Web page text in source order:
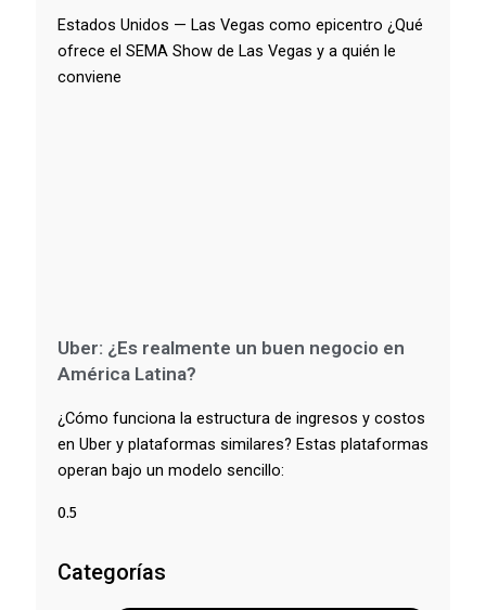
Estados Unidos — Las Vegas como epicentro ¿Qué
ofrece el SEMA Show de Las Vegas y a quién le
conviene
Uber: ¿Es realmente un buen negocio en
América Latina?
¿Cómo funciona la estructura de ingresos y costos
en Uber y plataformas similares? Estas plataformas
operan bajo un modelo sencillo:
Categorías